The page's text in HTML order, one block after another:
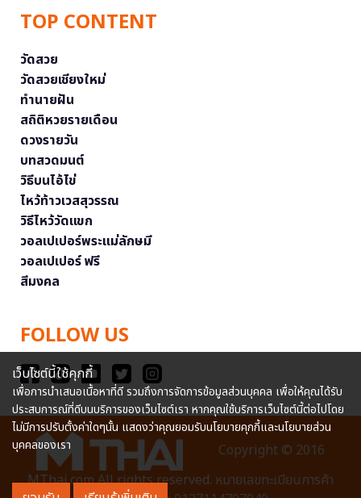
TOP CONTENT
วัดสวย
วัดสวยเชียงใหม่
ทำนายฝัน
สถิติหวยรายเดือน
ดวงรายวัน
บทสวดมนต์
วิธีบนไอ้ไข่
ไหว้ท้าวเวสสุวรรณ
วิธีไหว้วัดแขก
วอลเปเปอร์พระแม่ลักษมี
วอลเปเปอร์ ฟรี
สีมงคล
FOLLOW US
Copyright © 2016
MThai.com All rights reserved. หมายเลขทะเบียนการค้า
เว็บไซต์นี้ใช้คุกกี้
เพื่อการนำเสนอเนื้อหาที่ดี รวมถึงการจัดการข้อมูลส่วนบุคคล เพื่อให้คุณได้รับ
ประสบการณ์ที่ดีบนบริการของเว็บไซต์เรา หากคุณใช้บริการเว็บไซต์นี้ต่อไปโดย
ไม่มีการปรับตั้งค่าใดๆนั้น แสดงว่าคุณยอมรับนโยบายคุกกี้และนโยบายส่วน
บุคคลของเรา